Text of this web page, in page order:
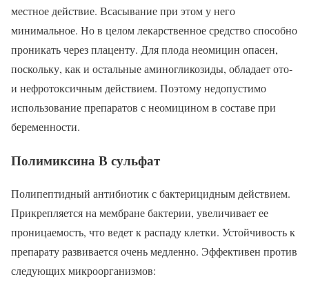
местное действие. Всасывание при этом у него
минимальное. Но в целом лекарственное средство способно
проникать через плаценту. Для плода неомицин опасен,
поскольку, как и остальные аминогликозиды, обладает ото-
и нефротоксичным действием. Поэтому недопустимо
использование препаратов с неомицином в составе при
беременности.
Полимиксина В сульфат
Полипептидный антибиотик с бактерицидным действием.
Прикрепляется на мембране бактерии, увеличивает ее
проницаемость, что ведет к распаду клетки. Устойчивость к
препарату развивается очень медленно. Эффективен против
следующих микроорганизмов: